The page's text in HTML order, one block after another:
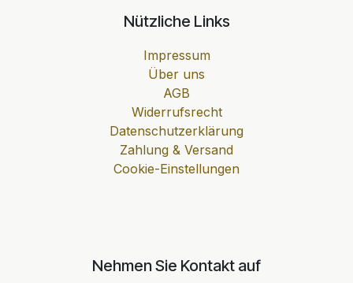
Nützliche Links
Impressum
Über uns
AGB
Widerrufsrecht
Datenschutzerklärung
Zahlung & Versand
Cookie-Einstellungen
Nehmen Sie Kontakt auf